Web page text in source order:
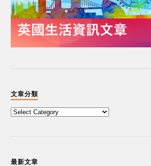
文章分類
最新文章